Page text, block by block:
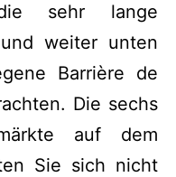
sehr lange
weiter unten
Barrière de
Die sechs
auf dem
Sie sich nicht